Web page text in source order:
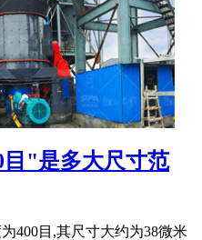
目"是多大尺寸范
400目,其尺寸大约为38微米